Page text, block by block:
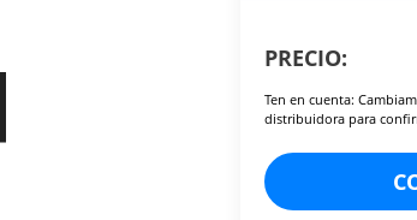
PRECIO:
Ten en cuenta:
distribuidora para